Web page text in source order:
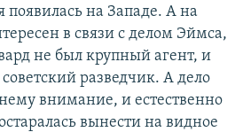
на Западе. А на
в связи с делом Эймса,
не был крупный агент, и
разведчик. А дело
внимание, и естественно
вынести на видное